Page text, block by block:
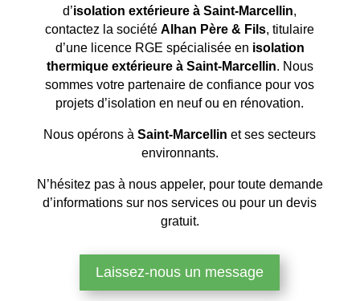
d’isolation extérieure à Saint-Marcellin,
contactez la sociétéAlhan Père & Fils, titulaire
d’une licence RGE spécialisée en isolation
thermique extérieure à Saint-Marcellin. Nous
sommes votre partenaire de confiance pour vos
projets d’isolation en neuf ou en rénovation.
Nous opérons àSaint-Marcellin et ses secteurs
environnants.
N’hésitez pas à nous appeler, pour toute demande
d’informations sur nos services ou pour un devis
gratuit.
Laissez-nous un message